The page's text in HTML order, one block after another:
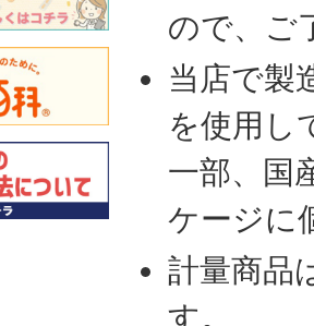
ので、ご
当店で製
を使用し
一部、国
ケージに
計量商品
す。